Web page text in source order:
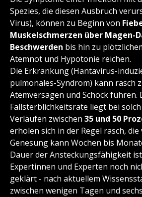
Spezies, die diesen Ausbruch
Virus), können zu Beginn von
Muskelschmerzen über Magen-
Beschwerden bis hin zu
Atemnot und Hypotonie reichen.
Die Erkrankung (Hantavirus-
pulmonales-Syndrom) kann rasch
Atemversagen und Schock führen.
Fallsterblichkeitsrate liegt bei
Verläufen zwischen 35 und 50
erholen sich in der Regel rasch,
Genesung kann Wochen bis
Dauer der Ansteckungsfähigkeit
Expertinnen und Experten noch
geklärt - nach aktuellem
zwischen wenigen Tagen und